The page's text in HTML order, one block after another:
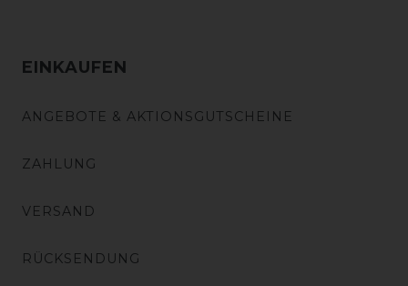
EINKAUFEN
ANGEBOTE & AKTIONSGUTSCHEINE
ZAHLUNG
VERSAND
RÜCKSENDUNG